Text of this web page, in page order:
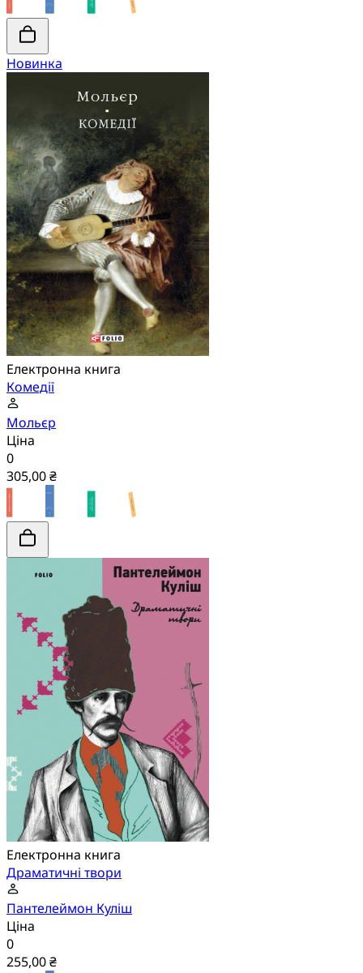
Новинка
Електронна книга
Комедії
Мольєр
Ціна
0
305,00 ₴
Електронна книга
Драматичні твори
Пантелеймон Куліш
Ціна
0
255,00 ₴